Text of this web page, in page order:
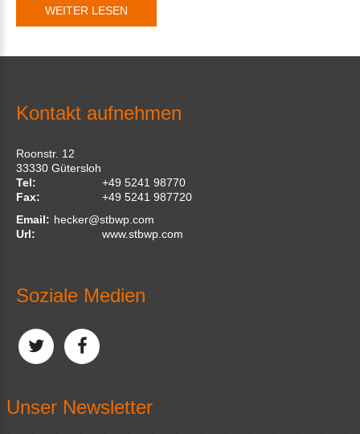
WEITER LESEN
Kontakt aufnehmen
Roonstr. 12
33330 Gütersloh
Tel:
+49 5241 98770
Fax:
+49 5241 987720
Email: hecker@stbwp.com
Url:
www.stbwp.com
Soziale Medien
Unser Newsletter